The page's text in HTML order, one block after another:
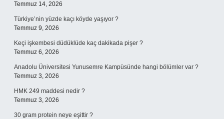
Temmuz 14, 2026
Türkiye’nin yüzde kaçı köyde yaşıyor ?
Temmuz 9, 2026
Keçi işkembesi düdüklüde kaç dakikada pişer ?
Temmuz 6, 2026
Anadolu Üniversitesi Yunusemre Kampüsünde hangi bölümler var ?
Temmuz 3, 2026
HMK 249 maddesi nedir ?
Temmuz 3, 2026
30 gram protein neye eşittir ?